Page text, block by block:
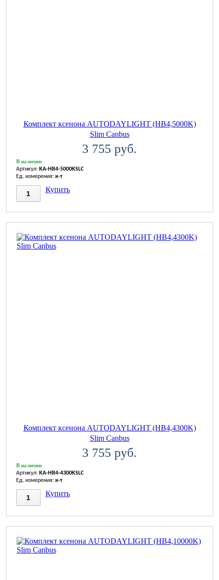
Комплект ксенона AUTODAYLIGHT (HB4,5000K)
Slim Canbus
3 755 руб.
В наличии
Артикул: KA-HB4-5000KSLC
Ед. измерения: к-т
Купить
Комплект ксенона AUTODAYLIGHT (HB4,4300K)
Slim Canbus
3 755 руб.
В наличии
Артикул: KA-HB4-4300KSLC
Ед. измерения: к-т
Купить